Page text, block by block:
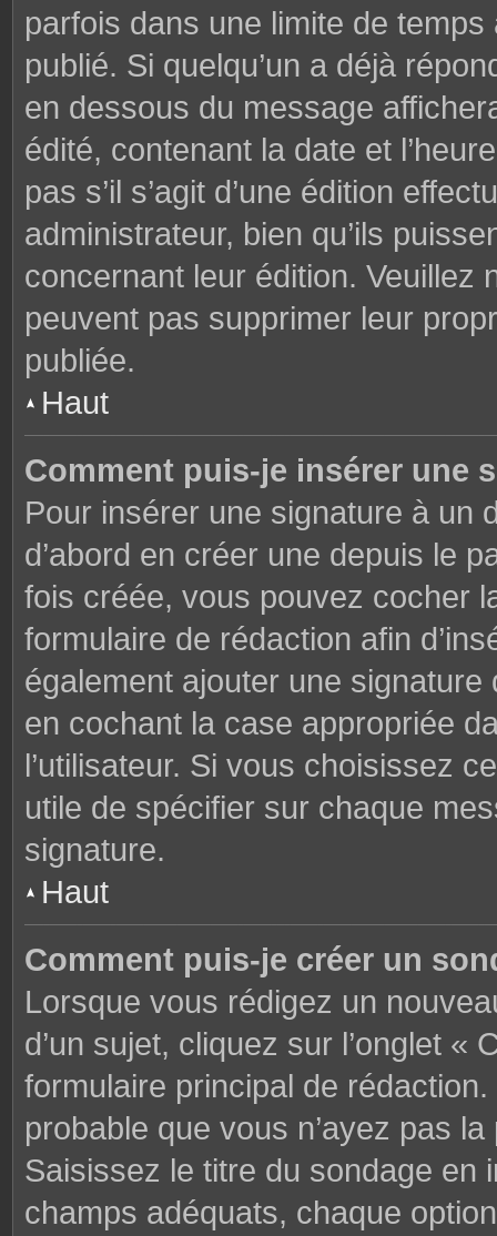
parfois dans une limite de
publié. Si quelqu’un a déjà
en dessous du message
édité, contenant la date et
pas s’il s’agit d’une édition
administrateur, bien qu’ils
concernant leur édition. Veuillez
peuvent pas supprimer leur
publiée.
Haut
Comment puis-je insérer une
Pour insérer une signature à un
d’abord en créer une depuis le
fois créée, vous pouvez cocher
formulaire de rédaction afin
également ajouter une
en cochant la case appropriée
l’utilisateur. Si vous choisissez
utile de spécifier sur chaque
signature.
Haut
Comment puis-je créer un
Lorsque vous rédigez un
d’un sujet, cliquez sur l’onglet
formulaire principal de
probable que vous n’ayez pas
Saisissez le titre du sondage en
champs adéquats, chaque